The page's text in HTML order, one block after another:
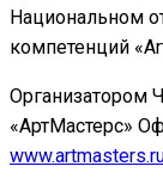
Национальном
компетенций
Организатором
«АртМастерс»